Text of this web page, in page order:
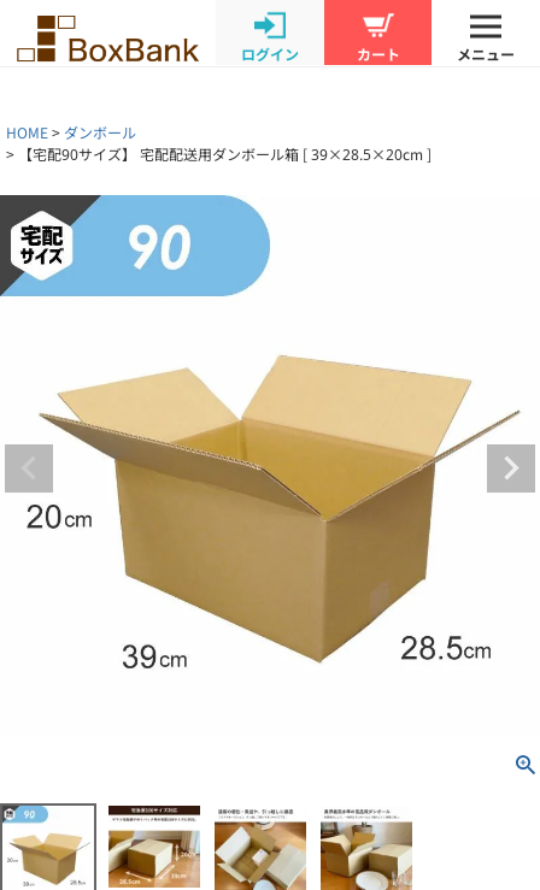
ログイン カート メニュー
HOME
ダンボール
【宅配90サイズ】 宅配配送用ダンボール箱 [ 39×28.5×20cm ]